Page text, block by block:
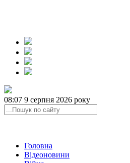
08:07 9 серпня 2026 року
Головна
Відеоновини